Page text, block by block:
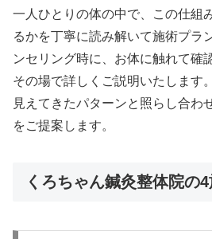
一人ひとりの体の中で、この仕組
るかを丁寧に読み解いて施術プラ
ンセリング時に、お体に触れて確
その場で詳しくご説明いたします
見えてきたパターンと照らし合わ
をご提案します。
くろちゃん鍼灸整体院の